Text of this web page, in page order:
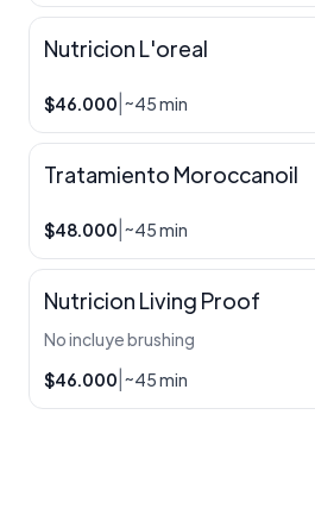
Nutricion L'oreal
$46.000 ~45 min
Tratamiento Moroccanoil
$48.000 ~45 min
Nutricion Living Proof
No incluye brushing
$46.000 ~45 min